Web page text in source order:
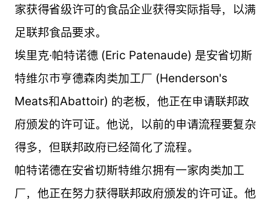
家获得省级许可的食品企业获得实际指导，以满
足联邦食品要求。
埃里克·帕特诺德 (Eric Patenaude) 是安省切斯
特维尔市亨德森肉类加工厂 (Henderson's
Meats和Abattoir) 的老板，他正在申请联邦政
府颁发的许可证。他说，以前的申请流程要复杂
得多，但联邦政府已经简化了流程。
帕特诺德在安省切斯特维尔拥有一家肉类加工
厂，他正在努力获得联邦政府颁发的许可证。他